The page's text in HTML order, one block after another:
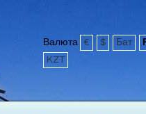
Валюта € $ Бат
KZT